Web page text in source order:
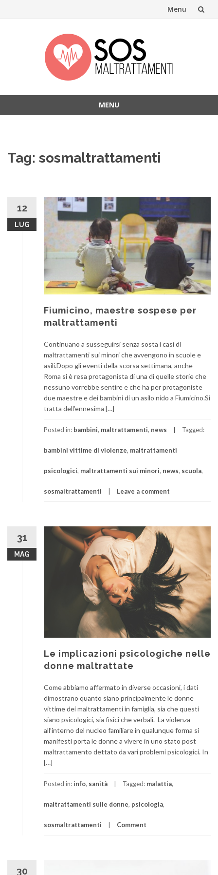
Menu
MENU
Tag: sosmaltrattamenti
12
LUG
Fiumicino, maestre sospese per
maltrattamenti
Continuano a susseguirsi senza sosta i casi di
maltrattamenti sui minori che avvengono in scuole e
asili.Dopo gli eventi della scorsa settimana, anche
Roma si è resa protagonista di una di quelle storie che
nessuno vorrebbe sentire e che ha per protagoniste
due maestre e dei bambini di un asilo nido a Fiumicino.Si
tratta dell’ennesima […]
Posted in: bambini, maltrattamenti, news Tagged:
bambini vittime di violenze, maltrattamenti
psicologici, maltrattamenti sui minori, news, scuola,
sosmaltrattamenti Leave a comment
31
MAG
Le implicazioni psicologiche nelle
donne maltrattate
Come abbiamo affermato in diverse occasioni, i dati
dimostrano quanto siano principalmente le donne
vittime dei maltrattamenti in famiglia, sia che questi
siano psicologici, sia fisici che verbali. La violenza
all’interno del nucleo familiare in qualunque forma si
manifesti porta le donne a vivere in uno stato post
maltrattamento dettato da vari problemi psicologici. In
[…]
Posted in: info, sanità Tagged: malattia,
maltrattamenti sulle donne, psicologia,
sosmaltrattamenti Comment
30